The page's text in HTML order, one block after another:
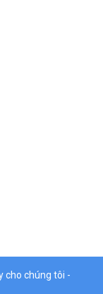
cho chúng tôi -